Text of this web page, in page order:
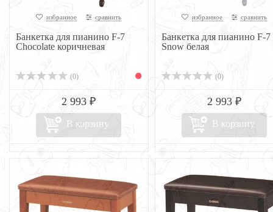
избранное сравнить
Банкетка для пианино F-7
Chocolate коричневая
(0)
2 993 ₽
В корзину
избранное сравнить
Банкетка для пианино F-7
Snow белая
(0)
2 993 ₽
В корзину